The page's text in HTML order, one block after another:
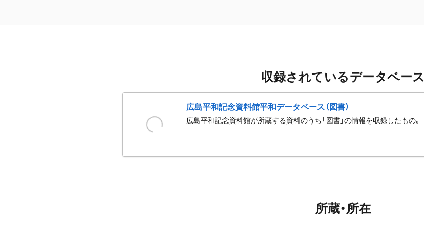
収録されているデータベース
広島平和記念資料館平和データベース（図書）
広島平和記念資料館が所蔵する資料のうち「図書」の情報を収録したもの。
所蔵・所在